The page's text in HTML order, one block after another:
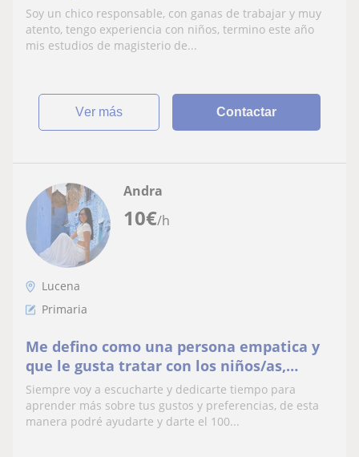
Soy un chico responsable, con ganas de trabajar y muy
atento, tengo experiencia con niños, termino este año
mis estudios de magisterio de...
ver más Contactar
10€/h
Andra
Lucena
Primaria
Me defino como una persona empatica y
que le gusta tratar con los niños/as,
sobretodo si es para ayudarles.
Siempre voy a escucharte y dedicarte tiempo para
aprender más sobre tus gustos y preferencias, de esta
manera podré ayudarte y darte el 100...